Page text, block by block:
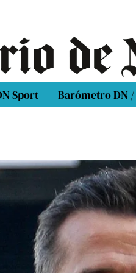
Sport Barómetro DN